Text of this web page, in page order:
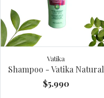
Vatika
Shampoo - Vatika Natural
$5.990